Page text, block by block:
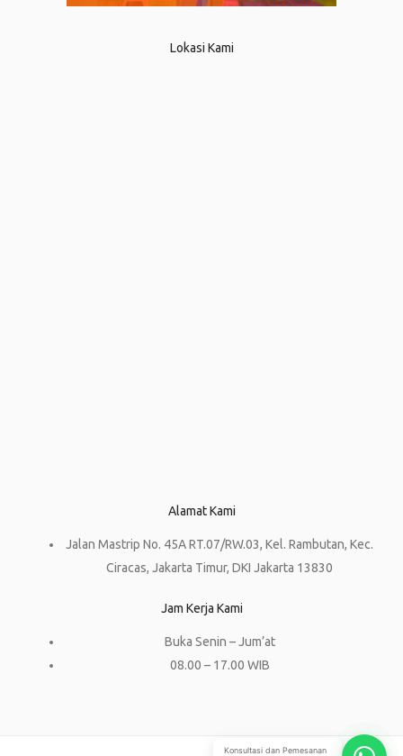
Lokasi Kami
Alamat Kami
Jalan Mastrip No. 45A RT.07/RW.03, Kel. Rambutan, Kec.
Ciracas, Jakarta Timur, DKI Jakarta 13830
Jam Kerja Kami
Buka Senin – Jum’at
08.00 – 17.00 WIB
Konsultasi dan Pemesanan